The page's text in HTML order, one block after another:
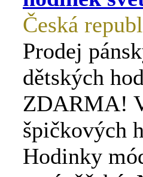
Česká
Prodej
dětských
ZDARMA!
špičkových
Hodinky